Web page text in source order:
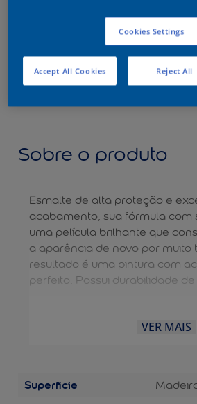
Sobre o produto
Esmalte de alta proteção e
acabamento, sua fórmula com
uma película brilhante que
a aparência de novo por muito
resultado é uma pintura com
perfeito. Possui durabilidade de
VER MAIS
Superficie
Cookies Settings
Reject All
Accept All Cookies